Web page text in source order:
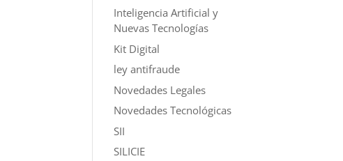
Inteligencia Artificial y
Nuevas Tecnologías
Kit Digital
ley antifraude
Novedades Legales
Novedades Tecnológicas
SII
SILICIE